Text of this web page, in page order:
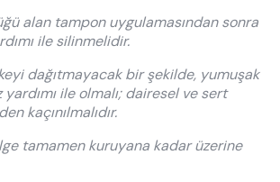
alan tampon uygulamasından sonra
ile silinmelidir.
dağıtmayacak bir şekilde, yumuşak
ile olmalı; dairesel ve sert
kaçınılmalıdır.
tamamen kuruyana kadar üzerine